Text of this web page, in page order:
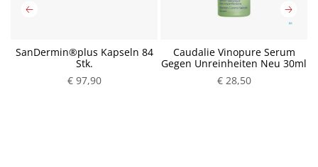
SanDermin®plus Kapseln 84
Stk.
€ 97,90
Caudalie Vinopure Serum
Gegen Unreinheiten Neu 30ml
€ 28,50